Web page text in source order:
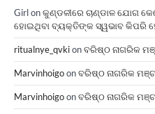
Girlonକୁଣ୍ଡଳୀରେ ଚାଣ୍ଡାଳ ଯୋଗ
ହୋଇଥିବା ବ୍ୟକ୍ତିଙ୍କ ସ୍ୱଭାବ କିପରି
ritualnye_qvkionବରିଷ୍ଠ ନାଗରିକ
Marvinhoigoonବରିଷ୍ଠ ନାଗରିକ
Marvinhoigoonବରିଷ୍ଠ ନାଗରିକ